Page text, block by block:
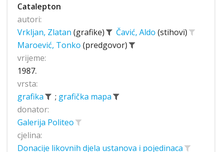
Catalepton
autori:
Vrkljan, Zlatan (grafike) Čavić, Aldo (stihovi)
Maroević, Tonko (predgovor)
vrijeme:
1987.
vrsta:
grafika
; grafička mapa
donator:
Galerija Politeo
cjelina:
Donacije likovnih djela ustanova i pojedinaca